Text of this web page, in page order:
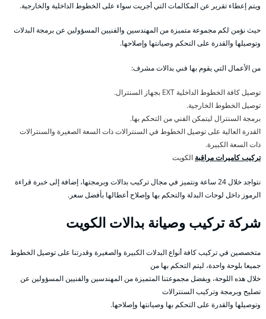
ويتم إعطاء تقرير عن المكالمات التي أجريت سواء على الخطوط الداخلية والخارجية.
حيث نؤمن لكم مجموعة متميزة من المهندسين والفنيين المسؤولين عن برمجة البدلات
وتوصيلها والقدرة على التحكم وصيانتها وإصلاحها.
من الأعمال التي يقوم بها فني بدالات مشرف:
توصيل كافة الخطوط الداخلية EXT بجهاز السنترال.
توصيل الخطوط الخارجية.
برمجة السنترال ليتمكن الفني من التحكم بها.
القدرة العالية على توصيل الخطوط في السنترالات ذات السعة الصغيرة والسنترالات
ذات السعة الكبيرة.
تركيب كاميرات مراقبة الكويت
نتواجد خلال 24 ساعة ونتميز في مجال تركيب بدالات وبرمجتها، إضافة إلى خبرة قراءة
الرموز داخل لوحات البدلة والتحكم بها وإصلاح أعطالها بأفضل سعر.
شركة تركيب وصيانة بدالات الكويت
متخصصين في تركيب كافة أنواع البدلات الكبيرة والصغيرة وقدرتنا على توصيل الخطوط
جميعا بلوحة واحدة، ليتم التحكم بها من
خلال هذه اللوحة، وبفضل مجموعتنا المتميزة من المهندسين والفنيين المسؤولين عن
تصليح وبرمجة وتركيب السنترالات
وتوصيلها والقدرة على التحكم بها وصيانتها وإصلاحها.